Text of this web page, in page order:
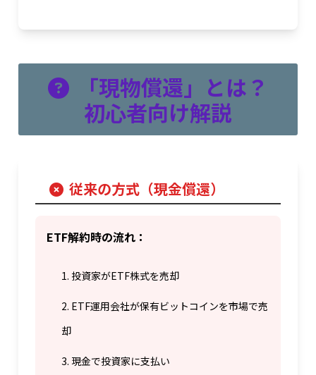
「現物償還」とは？
初心者向け解説
従来の方式（現金償還）
ETF解約時の流れ：
投資家がETF株式を売却
ETF運用会社が保有ビットコインを市場で売
却
現金で投資家に支払い